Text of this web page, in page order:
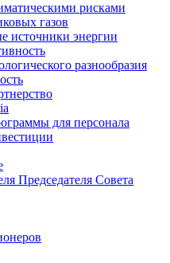
рисками
газов
источники энергии
разнообразия
для персонала
Председателя Совета